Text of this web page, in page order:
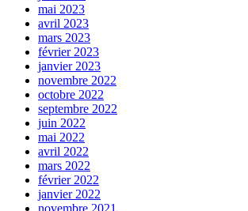
mai 2023
avril 2023
mars 2023
février 2023
janvier 2023
novembre 2022
octobre 2022
septembre 2022
juin 2022
mai 2022
avril 2022
mars 2022
février 2022
janvier 2022